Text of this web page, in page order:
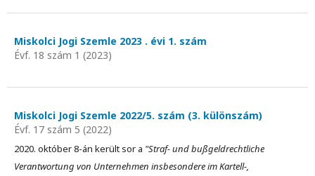
Miskolci Jogi Szemle 2023 . évi 1. szám
Évf. 18 szám 1 (2023)
Miskolci Jogi Szemle 2022/5. szám (3. különszám)
Évf. 17 szám 5 (2022)
2020. október 8-án került sor a "Straf- und bußgeldrechtliche
Verantwortung von Unternehmen insbesondere im Kartell-,